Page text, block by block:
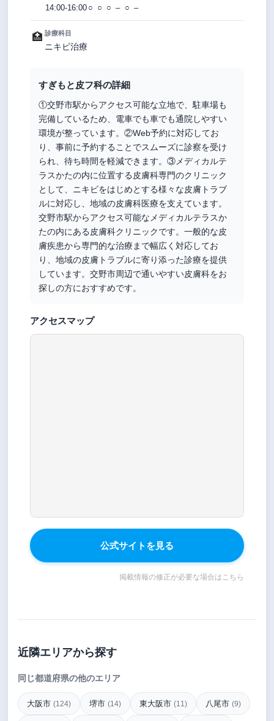
14:00-16:00 ○ ○ ○ – ○ –
🏥 診療科目
ニキビ治療
すぎもと皮フ科の詳細
①交野市駅からアクセス可能な立地で、駐車場も
完備しているため、電車でも車でも通院しやすい
環境が整っています。②Web予約に対応してお
り、事前に予約することでスムーズに診察を受け
られ、待ち時間を軽減できます。③メディカルテ
ラスかたの内に位置する皮膚科専門のクリニック
として、ニキビをはじめとする様々な皮膚トラブ
ルに対応し、地域の皮膚科医療を支えています。
交野市駅からアクセス可能なメディカルテラスか
たの内にある皮膚科クリニックです。一般的な皮
膚疾患から専門的な治療まで幅広く対応してお
り、地域の皮膚トラブルに寄り添った診療を提供
しています。交野市周辺で通いやすい皮膚科をお
探しの方におすすめです。
アクセスマップ
公式サイトを見る
掲載情報の修正が必要な場合はこちら
近隣エリアから探す
同じ都道府県の他のエリア
大阪市(124) 堺市(14) 東大阪市(11) 八尾市(9)